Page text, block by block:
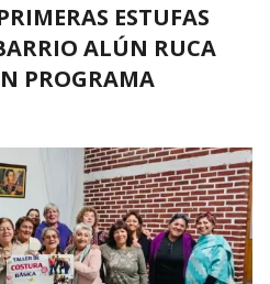
ESTUFAS
ALÚN RUCA
PROGRAMA